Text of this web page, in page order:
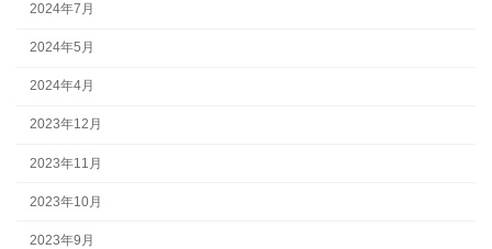
2024年7月
2024年5月
2024年4月
2023年12月
2023年11月
2023年10月
2023年9月